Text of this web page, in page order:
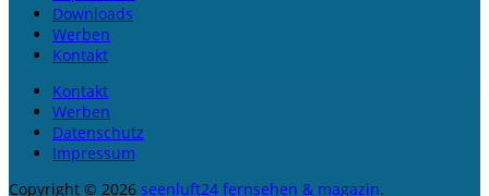
Downloads
Werben
Kontakt
Kontakt
Werben
Datenschutz
Impressum
Copyright © 2026 seenluft24 fernsehen & magazin.